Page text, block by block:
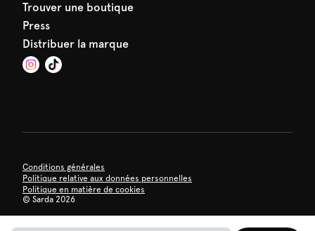
Trouver une boutique
Press
Distribuer la marque
Conditions générales
Politique relative aux données personnelles
Politique en matière de cookies
© Sarda 2026